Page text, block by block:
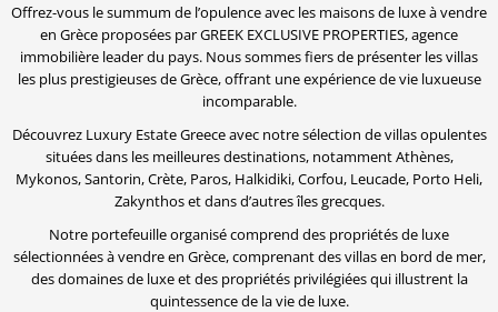
Offrez-vous le summum de l’opulence avec les maisons de luxe à vendre
en Grèce proposées par GREEK EXCLUSIVE PROPERTIES, agence
immobilière leader du pays. Nous sommes fiers de présenter les villas
les plus prestigieuses de Grèce, offrant une expérience de vie luxueuse
incomparable.
Découvrez Luxury Estate Greece avec notre sélection de villas opulentes
situées dans les meilleures destinations, notamment Athènes,
Mykonos, Santorin, Crète, Paros, Halkidiki, Corfou, Leucade, Porto Heli,
Zakynthos et dans d’autres îles grecques.
Notre portefeuille organisé comprend des propriétés de luxe
sélectionnées à vendre en Grèce, comprenant des villas en bord de mer,
des domaines de luxe et des propriétés privilégiées qui illustrent la
quintessence de la vie de luxe.